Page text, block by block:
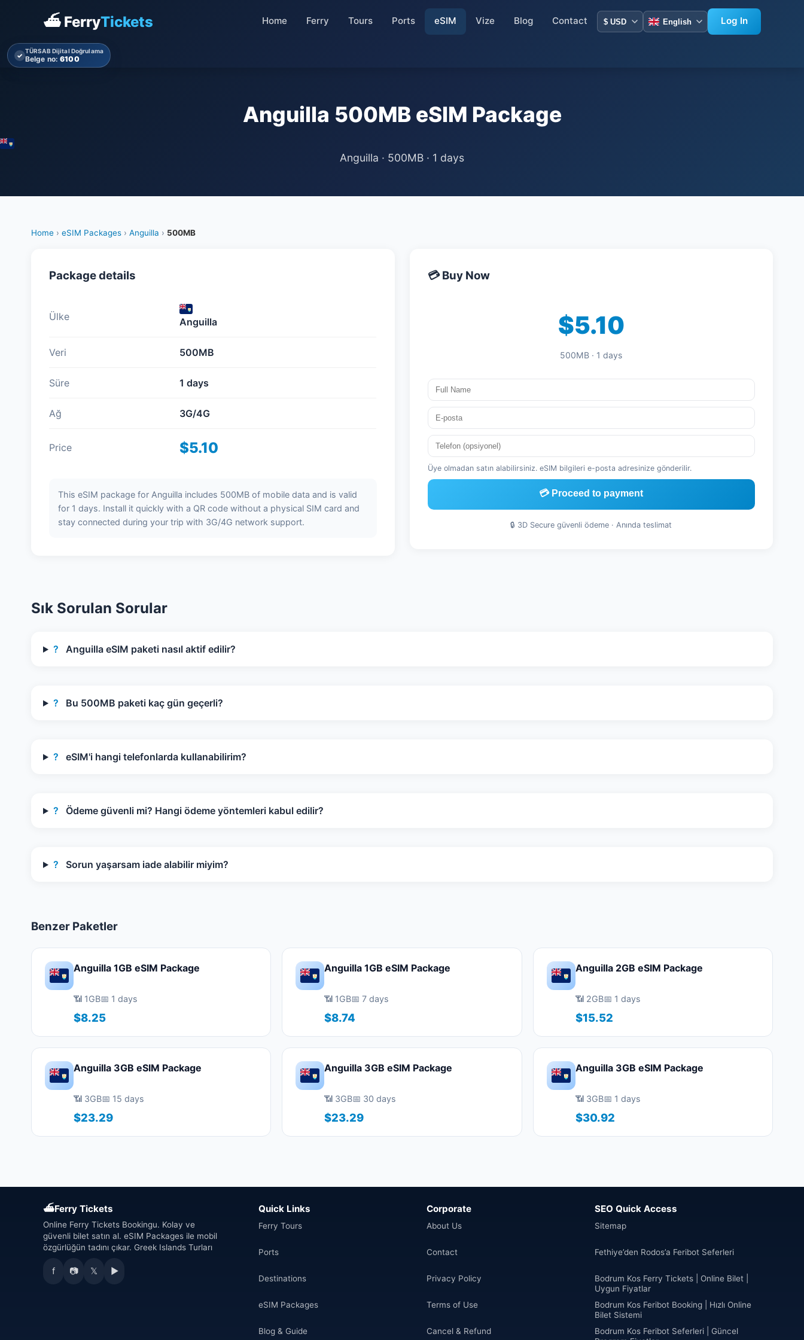
⛴ FerryTickets Home Ferry Tours Ports eSIM Vize Blog Contact Log In
✓
TÜRSAB Dijital Doğrulama
Belge no: 6100
Anguilla 500MB eSIM Package
Anguilla · 500MB · 1 days
Home › eSIM Packages › Anguilla › 500MB
Package details
Ülke Anguilla
Veri 500MB
Süre 1 days
Ağ 3G/4G
Price $5.10
This eSIM package for Anguilla includes 500MB of mobile data and is valid
for 1 days. Install it quickly with a QR code without a physical SIM card and
stay connected during your trip with 3G/4G network support.
💳 Buy Now
$5.10
500MB · 1 days
Üye olmadan satın alabilirsiniz. eSIM bilgileri e-posta adresinize gönderilir.
💳 Proceed to payment
🔒 3D Secure güvenli ödeme · Anında teslimat
Sık Sorulan Sorular
? Anguilla eSIM paketi nasıl aktif edilir?
? Bu 500MB paketi kaç gün geçerli?
? eSIM'i hangi telefonlarda kullanabilirim?
? Ödeme güvenli mi? Hangi ödeme yöntemleri kabul edilir?
? Sorun yaşarsam iade alabilir miyim?
Benzer Paketler
Anguilla 1GB eSIM Package
📶 1GB📅 1 days
$8.25
Anguilla 1GB eSIM Package
📶 1GB📅 7 days
$8.74
Anguilla 2GB eSIM Package
📶 2GB📅 1 days
$15.52
Anguilla 3GB eSIM Package
📶 3GB📅 15 days
$23.29
Anguilla 3GB eSIM Package
📶 3GB📅 30 days
$23.29
Anguilla 3GB eSIM Package
📶 3GB📅 1 days
$30.92
⛴Ferry Tickets
Online Ferry Tickets Bookingu. Kolay ve
güvenli bilet satın al. eSIM Packages ile mobil
özgürlüğün tadını çıkar. Greek Islands Turları
f 📷 𝕏 ▶
Quick Links
Ferry Tours
Ports
Destinations
eSIM Packages
Blog & Guide
Corporate
About Us
Contact
Privacy Policy
Terms of Use
Cancel & Refund
SEO Quick Access
Sitemap
Fethiye’den Rodos’a Feribot Seferleri
Bodrum Kos Ferry Tickets | Online Bilet |
Uygun Fiyatlar
Bodrum Kos Feribot Booking | Hızlı Online
Bilet Sistemi
Bodrum Kos Feribot Seferleri | Güncel